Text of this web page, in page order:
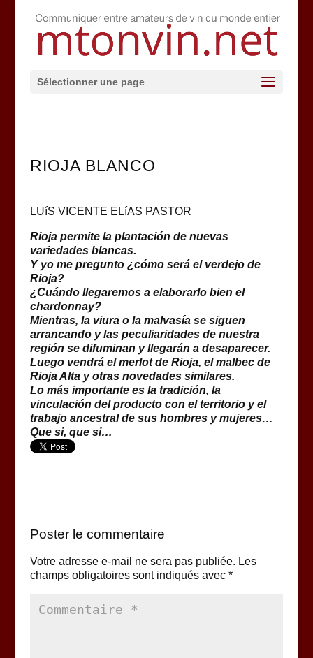
Sélectionner une page
RIOJA BLANCO
LUíS VICENTE ELíAS PASTOR
Rioja permite la plantación de nuevas
variedades blancas.
Y yo me pregunto ¿cómo será el verdejo de
Rioja?
¿Cuándo llegaremos a elaborarlo bien el
chardonnay?
Mientras, la viura o la malvasía se siguen
arrancando y las peculiaridades de nuestra
región se difuminan y llegarán a desaparecer.
Luego vendrá el merlot de Rioja, el malbec de
Rioja Alta y otras novedades similares.
Lo más importante es la tradición, la
vinculación del producto con el territorio y el
trabajo ancestral de sus hombres y mujeres…
Que si, que si…
Poster le commentaire
Votre adresse e-mail ne sera pas publiée. Les
champs obligatoires sont indiqués avec *